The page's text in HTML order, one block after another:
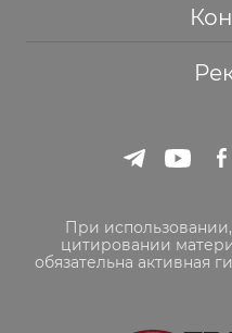
При
цитировании
обязательна активная